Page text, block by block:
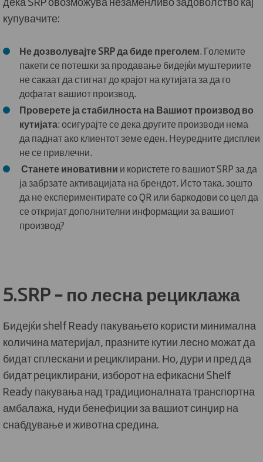
купувачите:
Не дозволувајте SRP да биде преголем. Големите
пакети се потешки за продавање бидејќи муштериите
не сакаат да стигнат до крајот на кутијата за да го
дофатат вашиот производ.
Проверете ја стабилноста на Вашиот производ во
кутијата: осигурајте се дека другите производи нема
да паднат ако клиентот земе еден. Неуредните дисплеи
не се привлечни.
Станете иновативни и користете го вашиот SRP за да
ја забрзате активацијата на брендот. Исто така, зошто
да не експериментирате со QR или баркодови со цел да
се откријат дополнителни информации за вашиот
производ?
5.SRP – по лесна рециклажа
Бидејќи shelf Ready пакувањето користи минимална
количина материјал, празните кутии лесно можат да
бидат сплескани и рециклирани. Но, дури и пред да
бидат рециклирани, изборот на ефикасни Shelf
Ready пакувања над традиционалната транспортна
амбалажа, нуди бенефиции за вашиот синџир на
снабдување и животна средина.